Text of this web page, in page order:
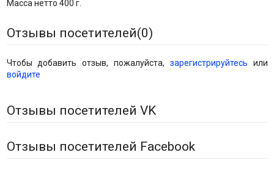
Масса нетто 400 г.
Отзывы посетителей(0)
Чтобы добавить отзыв, пожалуйста, зарегистрируйтесь или
войдите
Отзывы посетителей VK
Отзывы посетителей Facebook